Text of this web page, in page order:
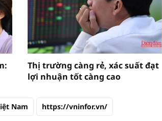
Thị trường càng rẻ, xác suất đạt
lợi nhuận tốt càng cao
Nam https://vninfor.vn/